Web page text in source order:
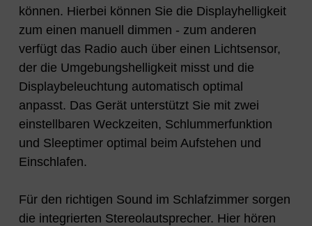
können. Hierbei können Sie die Displayhelligkeit
zum einen manuell dimmen - zum anderen
verfügt das Radio auch über einen Lichtsensor,
der die Umgebungshelligkeit misst und die
Displaybeleuchtung automatisch optimal
anpasst. Das Gerät unterstützt Sie mit zwei
einstellbaren Weckzeiten, Schlummerfunktion
und Sleeptimer optimal beim Aufstehen und
Einschlafen.
Für den richtigen Sound im Schlafzimmer sorgen
die integrierten Stereolautsprecher. Hier hören